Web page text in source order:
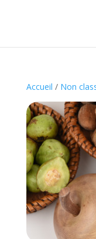
Accueil / Non